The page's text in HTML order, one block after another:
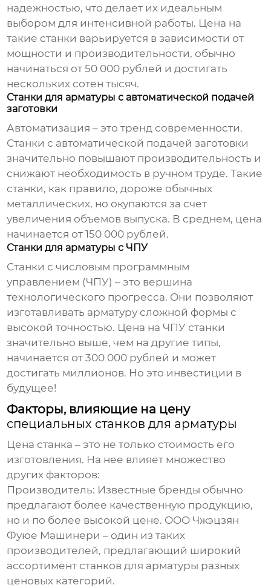
надежностью, что делает их идеальным
выбором для интенсивной работы. Цена на
такие станки варьируется в зависимости от
мощности и производительности, обычно
начинаться от 50 000 рублей и достигать
нескольких сотен тысяч.
Станки для арматуры с автоматической подачей
заготовки
Автоматизация – это тренд современности.
Станки с автоматической подачей заготовки
значительно повышают производительность и
снижают необходимость в ручном труде. Такие
станки, как правило, дороже обычных
металлических, но окупаются за счет
увеличения объемов выпуска. В среднем, цена
начинается от 150 000 рублей.
Станки для арматуры с ЧПУ
Станки с числовым программным
управлением (ЧПУ) – это вершина
технологического прогресса. Они позволяют
изготавливать арматуру сложной формы с
высокой точностью. Цена на ЧПУ станки
значительно выше, чем на другие типы,
начинается от 300 000 рублей и может
достигать миллионов. Но это инвестиции в
будущее!
Факторы, влияющие на цену
специальных станков для арматуры
Цена станка – это не только стоимость его
изготовления. На нее влияет множество
других факторов:
Производитель: Известные бренды обычно
предлагают более качественную продукцию,
но и по более высокой цене. ООО Чжэцзян
Фуюе Машинери – один из таких
производителей, предлагающий широкий
ассортимент станков для арматуры разных
ценовых категорий.